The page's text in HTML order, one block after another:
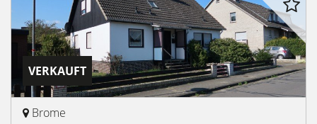
VERKAUFT
Brome